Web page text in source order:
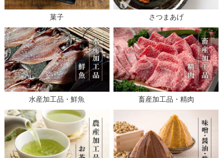
菓子 さつまあげ
水産加工品・鮮魚 畜産加工品・精肉